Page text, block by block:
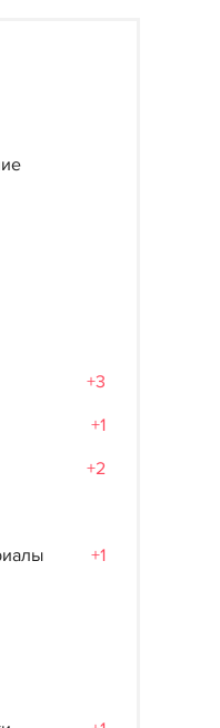
+3
+1
+2
+1